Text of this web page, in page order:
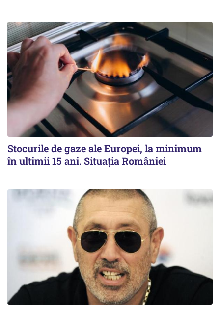
Stocurile de gaze ale Europei, la minimum
în ultimii 15 ani. Situația României